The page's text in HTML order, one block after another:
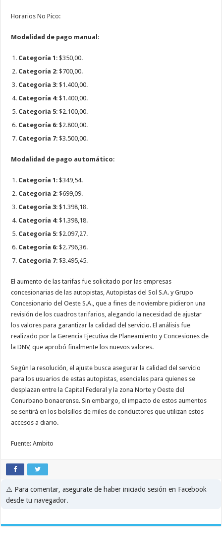
Horarios No Pico:
Modalidad de pago manual :
Categoría 1 : $350,00.
Categoría 2: $700,00.
Categoría 3: $1.400,00.
Categoría 4: $1.400,00.
Categoría 5: $2.100,00.
Categoría 6: $2.800,00.
Categoría 7: $3.500,00.
Modalidad de pago automático:
Categoría 1 : $349,54.
Categoría 2: $699,09.
Categoría 3: $1.398,18.
Categoría 4: $1.398,18.
Categoría 5: $2.097,27.
Categoría 6: $2.796,36.
Categoría 7: $3.495,45.
El aumento de las tarifas fue solicitado por las empresas
concesionarias de las autopistas, Autopistas del Sol S.A. y Grupo
Concesionario del Oeste S.A., que a fines de noviembre pidieron una
revisión de los cuadros tarifarios, alegando la necesidad de ajustar
los valores para garantizar la calidad del servicio. El análisis fue
realizado por la Gerencia Ejecutiva de Planeamiento y Concesiones de
la DNV, que aprobó finalmente los nuevos valores.
Según la resolución, el ajuste busca asegurar la calidad del servicio
para los usuarios de estas autopistas, esenciales para quienes se
desplazan entre la Capital Federal y la zona Norte y Oeste del
Conurbano bonaerense. Sin embargo, el impacto de estos aumentos
se sentirá en los bolsillos de miles de conductores que utilizan estos
accesos a diario.
Fuente: Ambito
⚠️ Para comentar, asegurate de haber iniciado sesión en Facebook
desde tu navegador.